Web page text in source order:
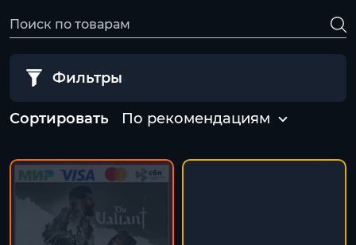
Фильтры
Сортировать По рекомендациям